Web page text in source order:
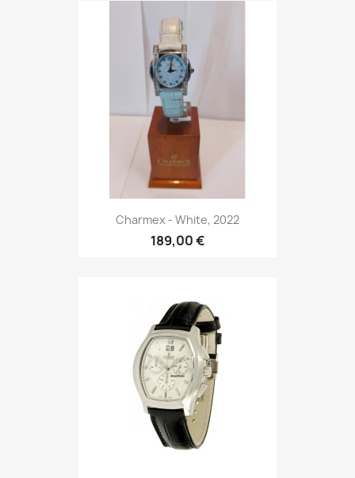
Charmex - White, 2022
189,00 €